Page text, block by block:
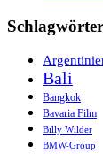
Schlagwörter
Bali
Bangkok
Bavaria Film
Billy Wilder
BMW-Group